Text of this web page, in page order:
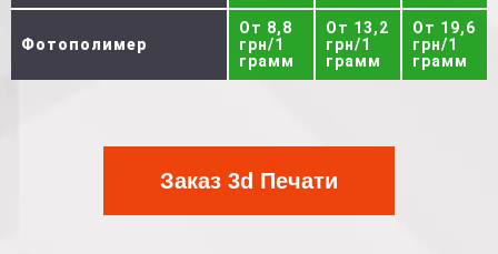
Фотополимер
От 8,8
грн/1
грамм
От 13,2
грн/1
грамм
От 19,6
грн/1
грамм
Заказ 3d Печати